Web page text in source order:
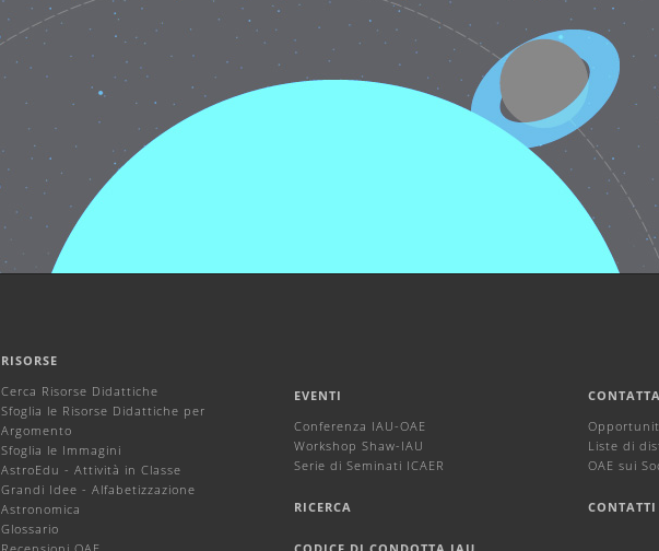
RISORSE
Cerca Risorse Didattiche
Sfoglia le Risorse Didattiche per
Argomento
Sfoglia le Immagini
AstroEdu - Attività in Classe
Grandi Idee - Alfabetizzazione
Astronomica
Glossario
EVENTI
Conferenza IAU-OAE
Workshop Shaw-IAU
Serie di Seminati ICAER
RICERCA
Liste di
OAE sui
CONTATTI